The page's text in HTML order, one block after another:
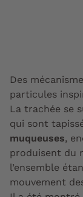
Des
particules
La trachée se
qui sont
muqueuses,
produisent du
l’ensemble
mouvement